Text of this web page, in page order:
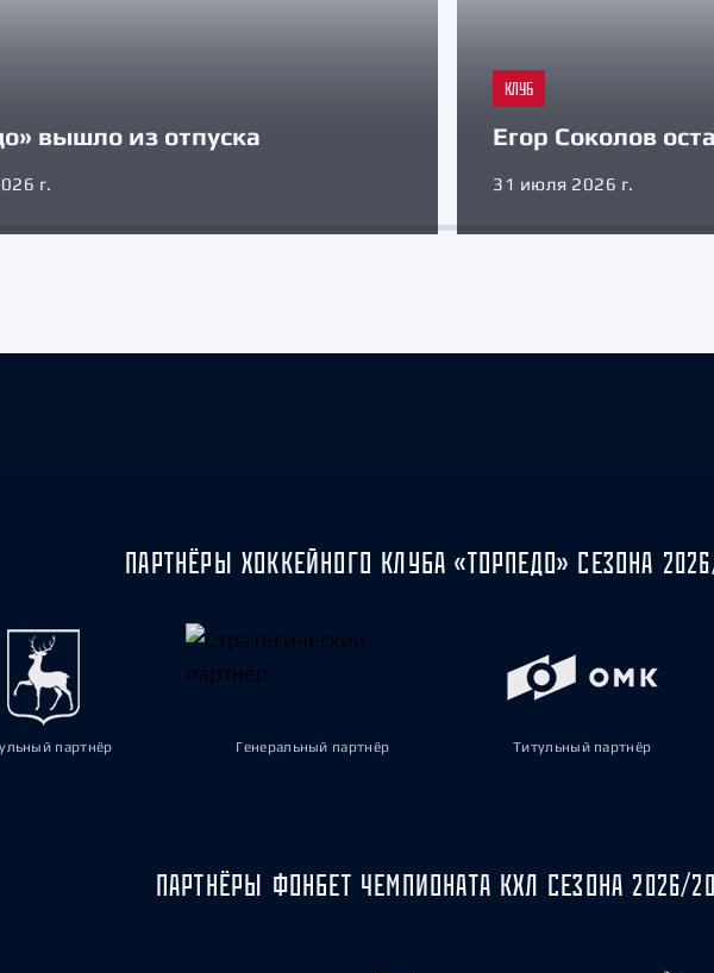
вышло из отпуска
г.
КЛУБ
Егор Соколов
31 июля 2026 г.
ПАРТНЁРЫ ХОККЕЙНОГО КЛУБА «ТОРПЕДО» СЕЗОНА
партнёр Генеральный партнёр Титульный партнёр
ПАРТНЁРЫ ФОНБЕТ ЧЕМПИОНАТА КХЛ СЕЗОНА 2026/